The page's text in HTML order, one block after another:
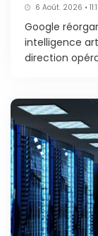
6 Août. 2026 •
Google
intelligence
direction